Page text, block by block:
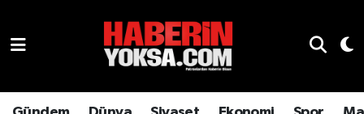
Hava Durumu